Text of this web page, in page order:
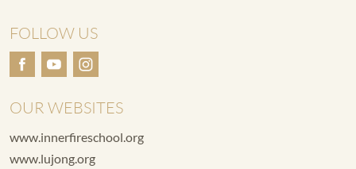
FOLLOW US
OUR WEBSITES
www.innerfireschool.org
www.lujong.org